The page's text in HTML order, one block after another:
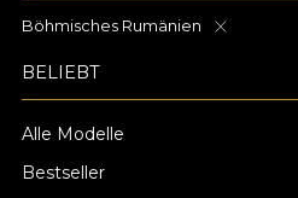
Böhmisches Rumänien
BELIEBT
Alle Modelle
Bestseller